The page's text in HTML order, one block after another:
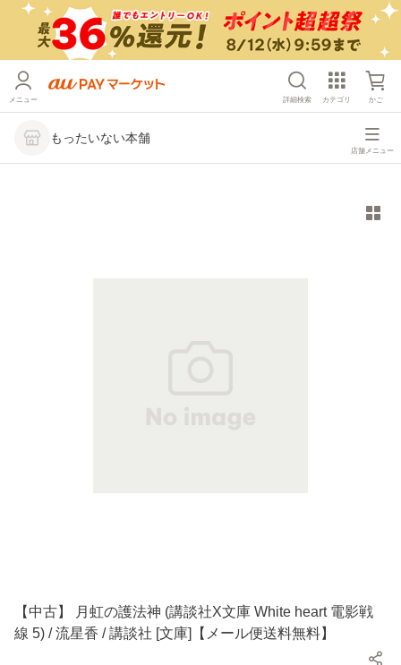
メニュー 詳細検索 カテゴリ かご
もったいない本舗
店舗メニュー
【中古】 月虹の護法神 (講談社X文庫 White heart 電影戦
線 5) / 流星香 / 講談社 [文庫]【メール便送料無料】